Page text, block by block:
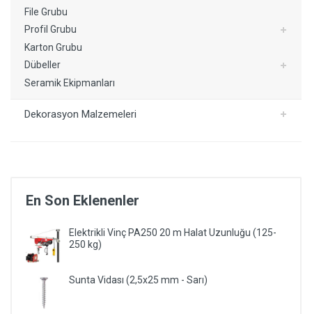
File Grubu
Profil Grubu
Karton Grubu
Dübeller
Seramik Ekipmanları
Dekorasyon Malzemeleri
En Son Eklenenler
Elektrikli Vinç PA250 20 m Halat Uzunluğu (125-
250 kg)
Sunta Vidası (2,5x25 mm - Sarı)